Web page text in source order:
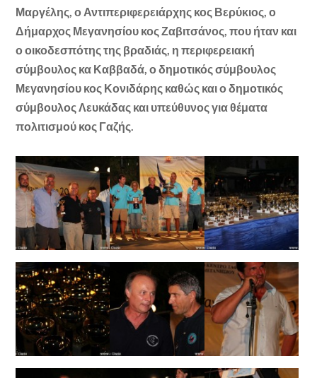
Μαργέλης, ο Αντιπεριφερειάρχης κος Βερύκιος, ο
Δήμαρχος Μεγανησίου κος Ζαβιτσάνος, που ήταν και
ο οικοδεσπότης της βραδιάς, η περιφερειακή
σύμβουλος κα Καββαδά, ο δημοτικός σύμβουλος
Μεγανησίου κος Κονιδάρης καθώς και ο δημοτικός
σύμβουλος Λευκάδας και υπεύθυνος για θέματα
πολιτισμού κος Γαζής.